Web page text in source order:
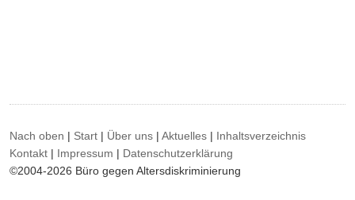
Nach oben | Start | Über uns |Aktuelles | Inhaltsverzeichnis
Kontakt | Impressum | Datenschutzerklärung
©2004-2026 Büro gegen Altersdiskriminierung